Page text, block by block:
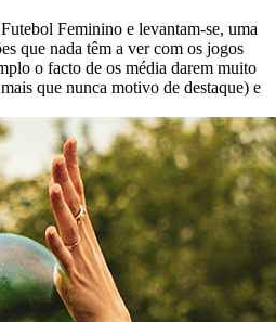
Feminino e levantam-se, uma
que nada têm a ver com os jogos
o facto de os média darem muito
que nunca motivo de destaque) e